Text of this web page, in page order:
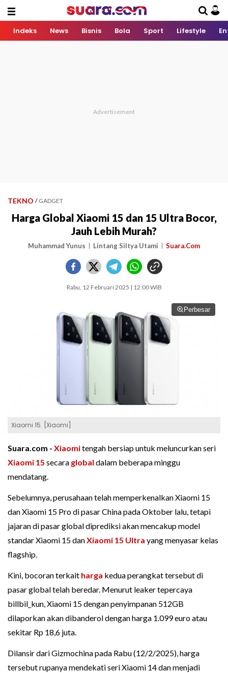
Indeks News Bisnis Bola Sport Lifestyle
TEKNO / GADGET
Harga Global Xiaomi 15 dan 15 Ultra Bocor,
Jauh Lebih Murah?
Muhammad Yunus Lintang Siltya Utami Suara.Com
Rabu, 12 Februari 2025 | 12:00 WIB
Perbesar
Xiaomi 15. [Xiaomi]
Suara.com - Xiaomitengah bersiap untuk meluncurkan seri
Xiaomi 15 secara global dalam beberapa minggu
mendatang.
Sebelumnya, perusahaan telah memperkenalkan Xiaomi 15
dan Xiaomi 15 Pro di pasar China pada Oktober lalu, tetapi
jajaran di pasar global diprediksi akan mencakup model
standar Xiaomi 15 danXiaomi 15 Ultra yang menyasar kelas
flagship.
Kini, bocoran terkait harga kedua perangkat tersebut di
pasar global telah beredar. Menurut leaker tepercaya
billbil_kun, Xiaomi 15 dengan penyimpanan 512GB
dilaporkan akan dibanderol dengan harga 1.099 euro atau
sekitar Rp 18,6 juta.
Dilansir dari Gizmochina pada Rabu (12/2/2025), harga
tersebut rupanya mendekati seri Xiaomi 14 dan menjadi